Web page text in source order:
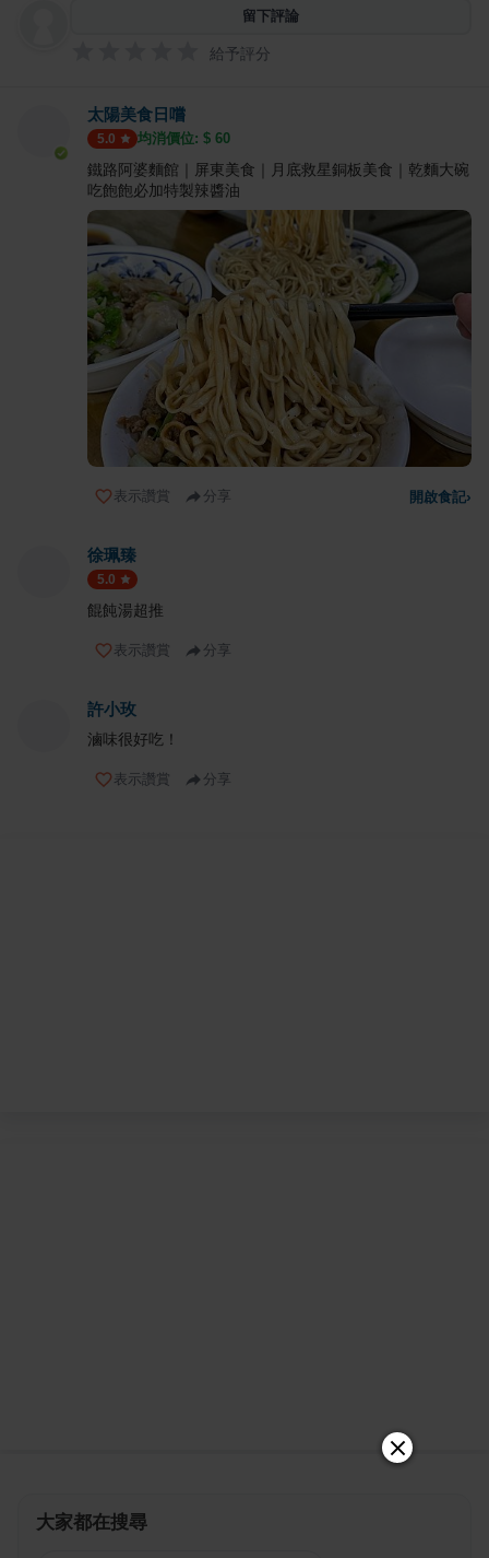
留下評論
給予評分
太陽美食日嚐
5.0 均消價位: $ 60
鐵路阿婆麵館｜屏東美食｜月底救星銅板美食｜乾麵大碗
吃飽飽必加特製辣醬油
表示讚賞 分享 開啟食記›
徐珮臻
5.0
餛飩湯超推
表示讚賞 分享
許小玫
滷味很好吃！
表示讚賞 分享
大家都在搜尋